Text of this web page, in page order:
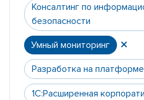
Консалтинг по
безопасности
Умный мониторинг
Разработка на
1С:Расширенная